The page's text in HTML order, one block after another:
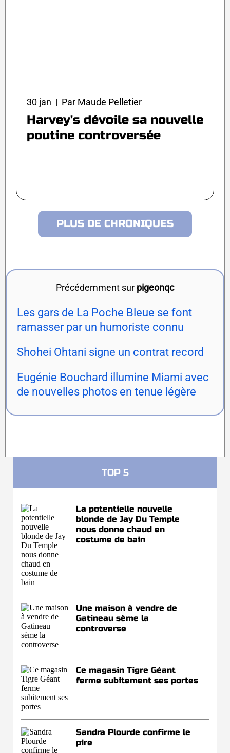
30 jan | Par Maude Pelletier
Harvey's dévoile sa nouvelle
poutine controversée
PLUS DE CHRONIQUES
Précédemment sur pigeonqc
Les gars de La Poche Bleue se font
ramasser par un humoriste connu
Shohei Ohtani signe un contrat record
Eugénie Bouchard illumine Miami avec
de nouvelles photos en tenue légère
TOP 5
La potentielle nouvelle
blonde de Jay Du Temple
nous donne chaud en
costume de bain
Une maison à vendre de
Gatineau sème la
controverse
Ce magasin Tigre Géant
ferme subitement ses portes
Sandra Plourde confirme le
pire